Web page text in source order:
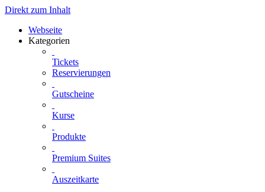
Direkt zum Inhalt
Webseite
Kategorien
Tickets
Reservierungen
Gutscheine
Kurse
Produkte
Premium Suites
Auszeitkarte